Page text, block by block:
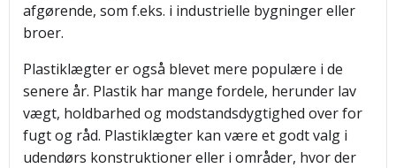
afgørende, som f.eks. i industrielle bygninger eller
broer.
Plastiklægter er også blevet mere populære i de
senere år. Plastik har mange fordele, herunder lav
vægt, holdbarhed og modstandsdygtighed over for
fugt og råd. Plastiklægter kan være et godt valg i
udendørs konstruktioner eller i områder, hvor der